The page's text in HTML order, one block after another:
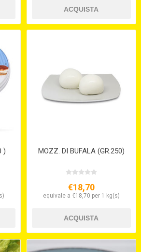
) MOZZ. DI BUFALA (GR.250)
€18,70
equivale a €18,70 per 1 kg(s)